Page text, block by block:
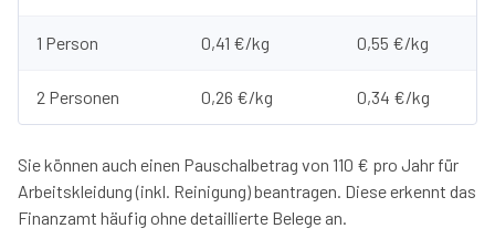
1 Person 0,41 €/kg 0,55 €/kg
2 Personen 0,26 €/kg 0,34 €/kg
Sie können auch einen Pauschalbetrag von 110 € pro Jahr für
Arbeitskleidung (inkl. Reinigung) beantragen. Diese erkennt das
Finanzamt häufig ohne detaillierte Belege an.